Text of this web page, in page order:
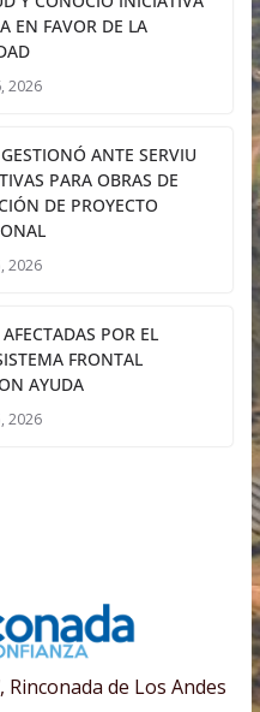
EN FAVOR DE LA
2026
ANTE SERVIU
PARA OBRAS DE
DE PROYECTO
2026
POR EL
FRONTAL
AYUDA
2026
de Los Andes